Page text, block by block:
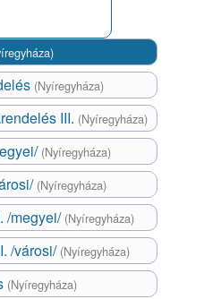
(Nyíregyháza)
III. (Nyíregyháza)
(Nyíregyháza)
(Nyíregyháza)
/megyei/ (Nyíregyháza)
/városi/ (Nyíregyháza)
(Nyíregyháza)